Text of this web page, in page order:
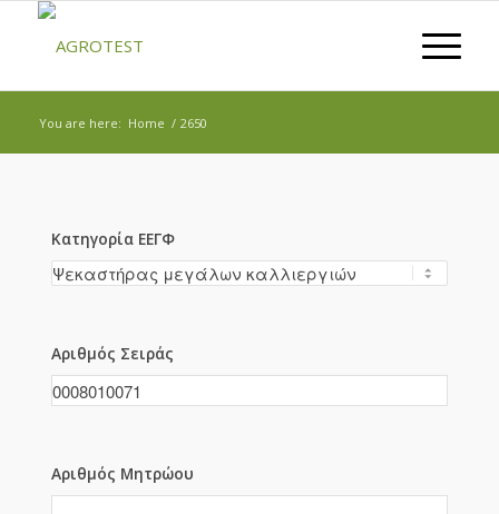
You are here: Home / 2650
Κατηγορία ΕΕΓΦ
Αριθμός Σειράς
Αριθμός Μητρώου